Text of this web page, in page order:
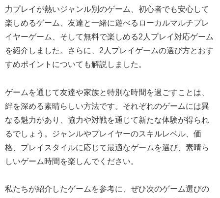
力プレイが熱いジャンル別のゲーム、初心者でも安心して
楽しめるゲーム、友達と一緒に遊べるローカルマルチプレ
イヤーゲーム、そして無料で楽しめる2人プレイ対応ゲーム
を紹介しました。さらに、2人プレイゲームの選び方とおす
すめポイントについても解説しました。
ゲームを通じて友達や家族と特別な時間を過ごすことは、
絆を深める素晴らしい方法です。それぞれのゲームには異
なる魅力があり、協力や対戦を通じて新たな体験が得られ
るでしょう。ジャンルやプレイヤーのスキルレベル、価
格、プレイスタイルに応じて最適なゲームを選び、素晴ら
しいゲーム時間を楽しんでください。
私たちが紹介したゲームを参考に、ぜひ次のゲーム選びの